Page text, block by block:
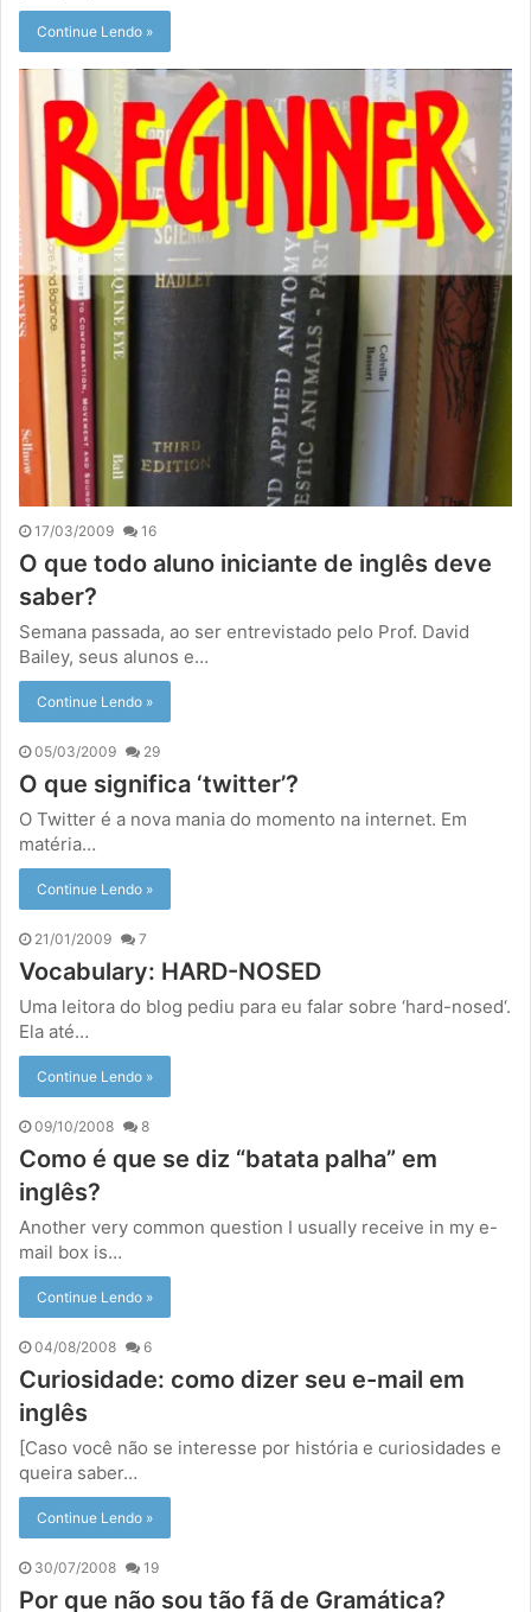
Continue Lendo »
17/03/2009 16
O que todo aluno iniciante de inglês deve
saber?
Semana passada, ao ser entrevistado pelo Prof. David
Bailey, seus alunos e…
Continue Lendo »
05/03/2009 29
O que significa ‘twitter’?
O Twitter é a nova mania do momento na internet. Em
matéria…
Continue Lendo »
21/01/2009 7
Vocabulary: HARD-NOSED
Uma leitora do blog pediu para eu falar sobre ‘hard-nosed‘.
Ela até…
Continue Lendo »
09/10/2008 8
Como é que se diz “batata palha” em
inglês?
Another very common question I usually receive in my e-
mail box is…
Continue Lendo »
04/08/2008 6
Curiosidade: como dizer seu e-mail em
inglês
[Caso você não se interesse por história e curiosidades e
queira saber…
Continue Lendo »
30/07/2008 19
Por que não sou tão fã de Gramática?